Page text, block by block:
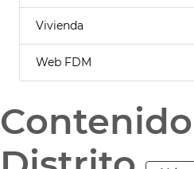
Vivienda
Web FDM